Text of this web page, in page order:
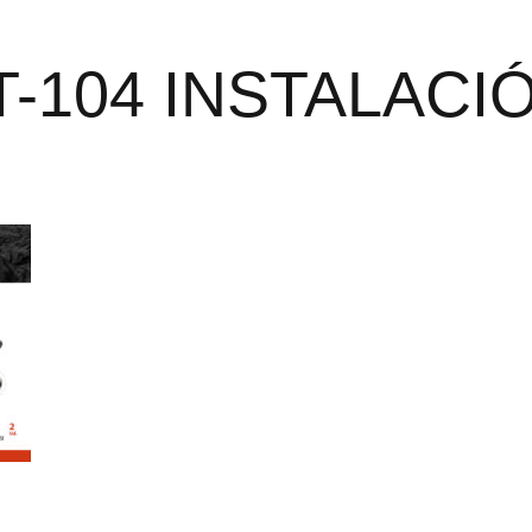
104